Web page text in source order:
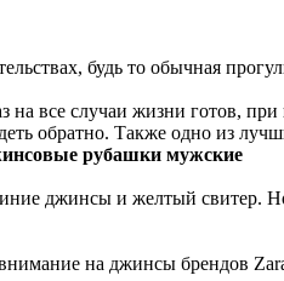
будь то обычная
все случаи жизни готов,
обратно. Также одно из
рубашки мужские
джинсы и желтый свитер.
на джинсы брендов